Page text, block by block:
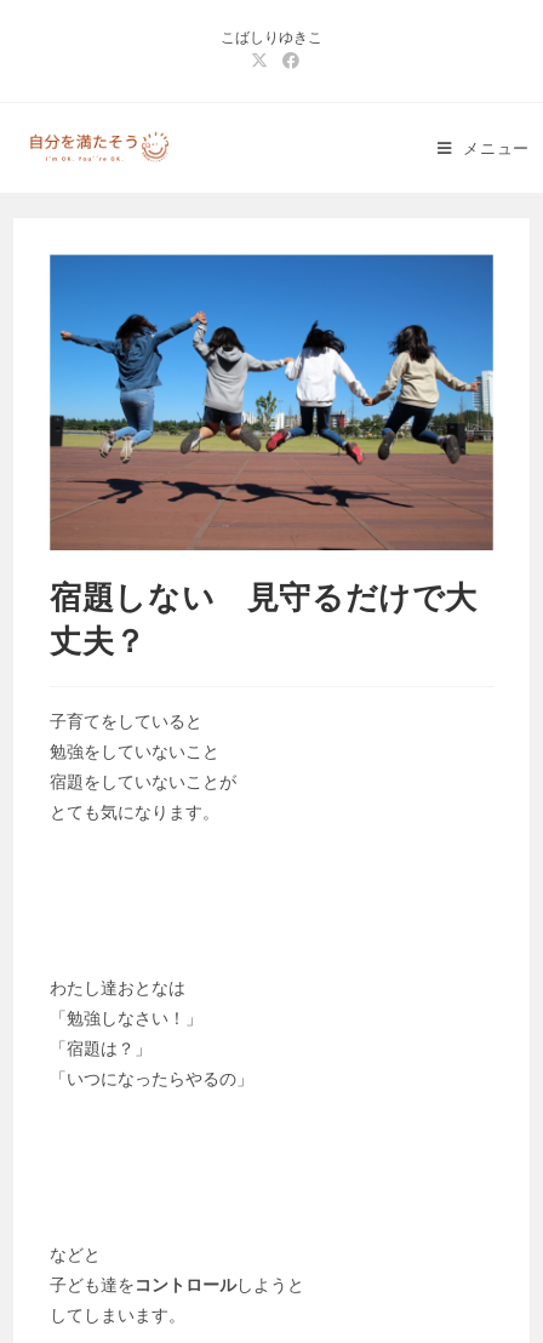
こばしりゆきこ
メニュー
宿題しない 見守るだけで大
丈夫？
子育てをしていると
勉強をしていないこと
宿題をしていないことが
とても気になります。
わたし達おとなは
「勉強しなさい！」
「宿題は？」
「いつになったらやるの」
などと
子ども達をコントロールしようと
してしまいます。